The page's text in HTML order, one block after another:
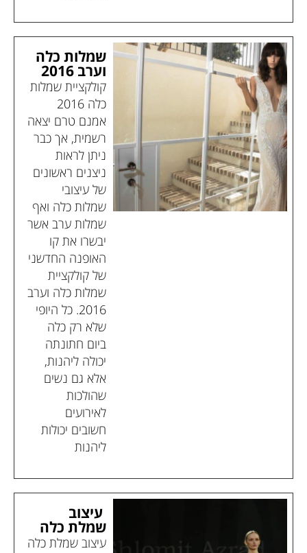
שמלות כלה
וערב 2016
קולקציית שמלות
כלה 2016
אמנם טרם יצאה
רשמית, אך כבר
ניתן לראות
ניצנים ראשונים
של עיצובי
שמלות כלה ואף
שמלות ערב אשר
יבשרו את קו
האופנה החדשני
של קולקציית
שמלות כלה וערב
2016. כל היופי
שלא רק כלה
ביום חתונתה
יכולה ליהנות,
אלא גם נשים
שהולכות
לאירועים
חשובים יכולות
ליהנות
עיצוב
שמלת כלה
עיצוב שמלת כלה